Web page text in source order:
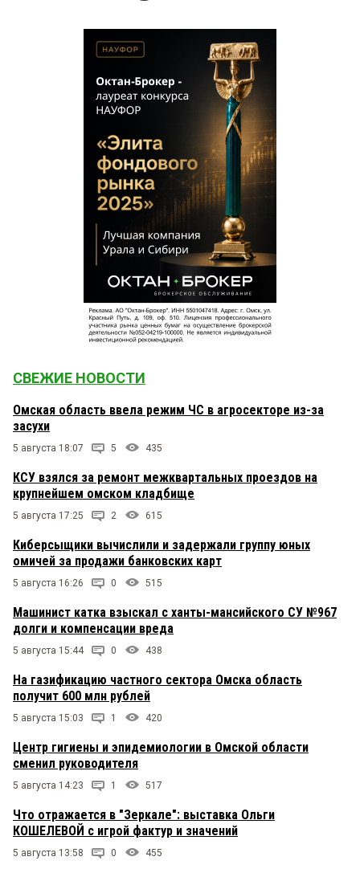
СВЕЖИЕ НОВОСТИ
Омская область ввела режим ЧС в агросекторе из-за
засухи
5 августа 18:07 5 435
КСУ взялся за ремонт межквартальных проездов на
крупнейшем омском кладбище
5 августа 17:25 2 615
Киберсыщики вычислили и задержали группу юных
омичей за продажи банковских карт
5 августа 16:26 0 515
Машинист катка взыскал с ханты-мансийского СУ №967
долги и компенсации вреда
5 августа 15:44 0 438
На газификацию частного сектора Омска область
получит 600 млн рублей
5 августа 15:03 1 420
Центр гигиены и эпидемиологии в Омской области
сменил руководителя
5 августа 14:23 1 517
Что отражается в "Зеркале": выставка Ольги
КОШЕЛЕВОЙ с игрой фактур и значений
5 августа 13:58 0 455